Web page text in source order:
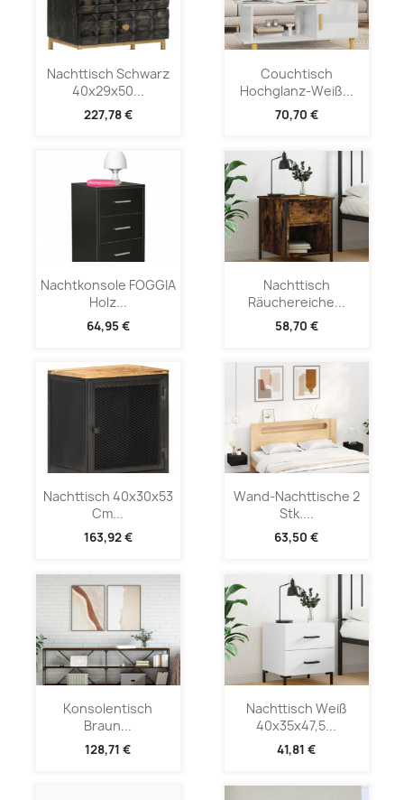
Nachttisch Schwarz
40x29x50...
227,78 €
Couchtisch
Hochglanz-Weiß...
70,70 €
Nachtkonsole FOGGIA
Holz...
64,95 €
Nachttisch
Räuchereiche...
58,70 €
Nachttisch 40x30x53
Cm...
163,92 €
Wand-Nachttische 2
Stk....
63,50 €
Konsolentisch
Braun...
128,71 €
Nachttisch Weiß
40x35x47,5...
41,81 €